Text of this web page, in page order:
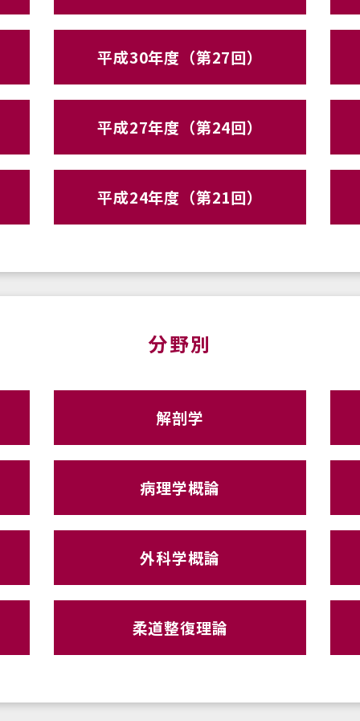
平成30年度（第27回）
平成27年度（第24回）
平成24年度（第21回）
分野別
解剖学
病理学概論
外科学概論
柔道整復理論